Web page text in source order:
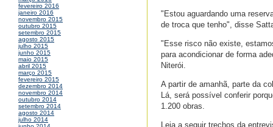
fevereiro 2016
janeiro 2016
novembro 2015
outubro 2015
setembro 2015
agosto 2015
julho 2015
junho 2015
maio 2015
abril 2015
março 2015
fevereiro 2015
dezembro 2014
novembro 2014
outubro 2014
setembro 2014
agosto 2014
julho 2014
"Estou aguardando uma
de troca que tenho", disse
"Esse risco não existe,
para acondicionar de forma
Niterói.
A partir de amanhã, parte da
Lá, será possível conferir
1.200 obras.
Leia a seguir trechos da